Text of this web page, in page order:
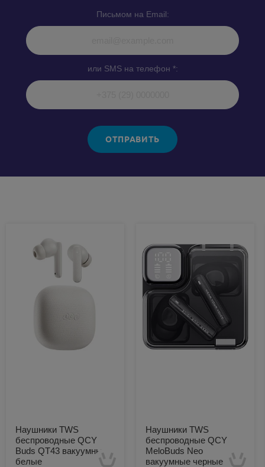
Письмом на Email:
или SMS на телефон *:
ОТПРАВИТЬ
Наушники TWS
беспроводные QCY
Buds QT43 вакуумные
белые
Наушники TWS
беспроводные QCY
MeloBuds Neo
вакуумные черные